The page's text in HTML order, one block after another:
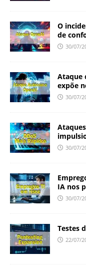
O
de
30/07/
Ataque
expõe
30/07/
30/07/
IA nos
30/07/
Testes
22/07/